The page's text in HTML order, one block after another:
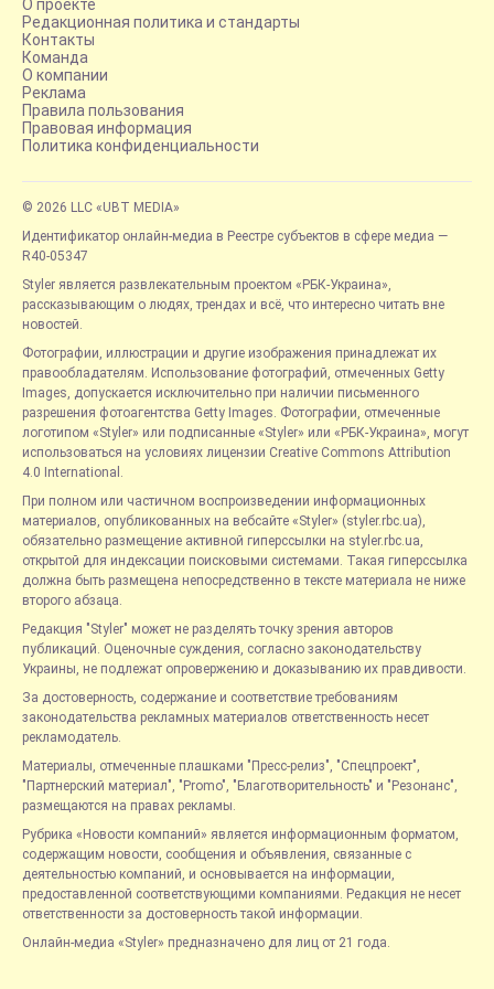
О проекте
Редакционная политика и стандарты
Контакты
Команда
О компании
Реклама
Правила пользования
Правовая информация
Политика конфиденциальности
© 2026 LLC «UBT MEDIA»
Идентификатор онлайн-медиа в Реестре субъектов в сфере медиа —
R40-05347
Styler является развлекательным проектом «РБК-Украина»,
рассказывающим о людях, трендах и всё, что интересно читать вне
новостей.
Фотографии, иллюстрации и другие изображения принадлежат их
правообладателям. Использование фотографий, отмеченных Getty
Images, допускается исключительно при наличии письменного
разрешения фотоагентства Getty Images. Фотографии, отмеченные
логотипом «Styler» или подписанные «Styler» или «РБК-Украина», могут
использоваться на условиях лицензии Creative Commons Attribution
4.0 International.
При полном или частичном воспроизведении информационных
материалов, опубликованных на вебсайте «Styler» (styler.rbc.ua),
обязательно размещение активной гиперссылки на styler.rbc.ua,
открытой для индексации поисковыми системами. Такая гиперссылка
должна быть размещена непосредственно в тексте материала не ниже
второго абзаца.
Редакция "Styler" может не разделять точку зрения авторов
публикаций. Оценочные суждения, согласно законодательству
Украины, не подлежат опровержению и доказыванию их правдивости.
За достоверность, содержание и соответствие требованиям
законодательства рекламных материалов ответственность несет
рекламодатель.
Материалы, отмеченные плашками "Пресс-релиз", "Спецпроект",
"Партнерский материал", "Promo", "Благотворительность" и "Резонанс",
размещаются на правах рекламы.
Рубрика «Новости компаний» является информационным форматом,
содержащим новости, сообщения и объявления, связанные с
деятельностью компаний, и основывается на информации,
предоставленной соответствующими компаниями. Редакция не несет
ответственности за достоверность такой информации.
Онлайн-медиа «Styler» предназначено для лиц от 21 года.